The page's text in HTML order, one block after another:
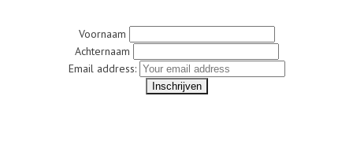
Voornaam
Achternaam
Email address: